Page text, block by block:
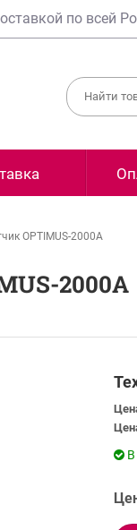
по всей
OPTIMUS-2000А
2000А